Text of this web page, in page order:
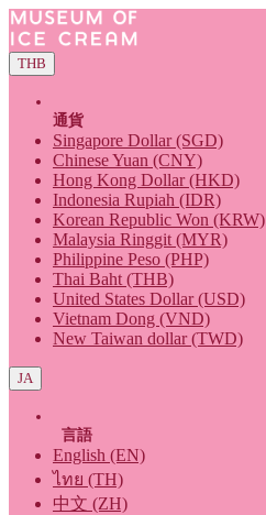
THB
通貨
Singapore Dollar (SGD)
Chinese Yuan (CNY)
Hong Kong Dollar (HKD)
Indonesia Rupiah (IDR)
Korean Republic Won (KRW)
Malaysia Ringgit (MYR)
Philippine Peso (PHP)
Thai Baht (THB)
United States Dollar (USD)
Vietnam Dong (VND)
New Taiwan dollar (TWD)
JA
言語
English (EN)
ไทย (TH)
中文 (ZH)